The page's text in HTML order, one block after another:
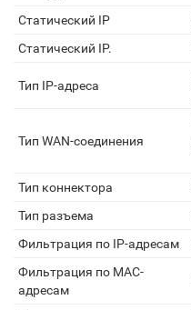
Статический IP
Статический IP.
Тип IP-адреса
Тип WAN-соединения
Тип коннектора
Тип разъема
Фильтрация по IP-адресам
Фильтрация по MAC-
адресам